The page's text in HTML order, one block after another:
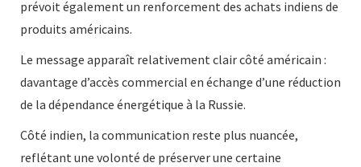
prévoit également un renforcement des achats indiens de
produits américains.
Le message apparaît relativement clair côté américain :
davantage d’accès commercial en échange d’une réduction
de la dépendance énergétique à la Russie.
Côté indien, la communication reste plus nuancée,
reflétant une volonté de préserver une certaine